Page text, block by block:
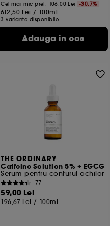
Cel mai mic pret: 106,00 Lei -30.7%
612,50 Lei / 100ml
3 variante disponibile
Adauga in cos
THE ORDINARY
Caffeine Solution 5% + EGCG
Serum pentru conturul ochilor
77
59,00 Lei
196,67 Lei / 100ml